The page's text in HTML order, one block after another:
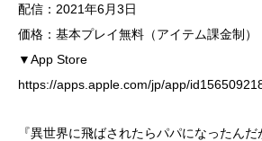
配信：2021年6月3日
価格：基本プレイ無料（アイテム課金制）
▼App Store
https://apps.apple.com/jp/app/
『異世界に飛ばされたらパパになったん